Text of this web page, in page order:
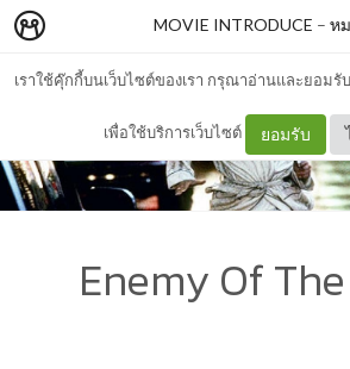
เราใช้คุ๊กกี้บนเว็บไซต์ของเรา กรุณาอ่านและยอมรับ
เพื่อใช้บริการเว็บไซต์ ยอมรับ
MOVIE INTRODUCE – ห
Enemy Of